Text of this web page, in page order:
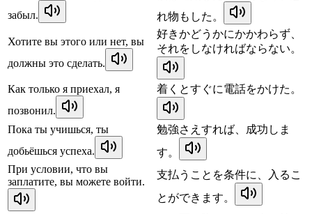
забыл.
れ物もした。
Хотите вы этого или нет, вы
должны это сделать.
好きかどうかにかかわらず、
それをしなければならない。
Как только я приехал, я
позвонил.
着くとすぐに電話をかけた。
Пока ты учишься, ты
добьёшься успеха.
勉強さえすれば、成功しま
す。
При условии, что вы
заплатите, вы можете войти.
支払うことを条件に、入るこ
とができます。